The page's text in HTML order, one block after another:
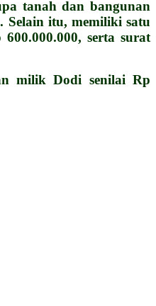
tanah dan bangunan
Selain itu, memiliki satu
serta surat
milik Dodi senilai Rp